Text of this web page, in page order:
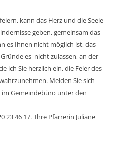
kann das Herz und die Seele
geben, gemeinsam das
es Ihnen nicht möglich ist, das
es nicht zulassen, an der
ich Sie herzlich ein, die Feier des
Melden Sie sich
Gemeindebüro unter den
23 46 17. Ihre Pfarrerin Juliane